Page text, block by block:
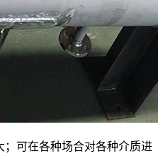
；可在各种场合对各种介质进